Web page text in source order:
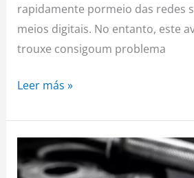
rapidamente pormeio das redes
meios digitais. No entanto, este
trouxe consigoum problema
Leer más »
CREATINA:
EL